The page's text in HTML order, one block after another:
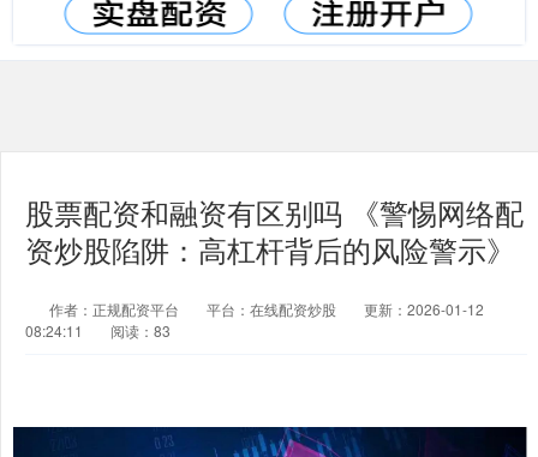
股票配资和融资有区别吗 《警惕网络配
资炒股陷阱：高杠杆背后的风险警示》
作者：正规配资平台 平台：在线配资炒股
更新：2026-01-12
08:24:11
阅读：83